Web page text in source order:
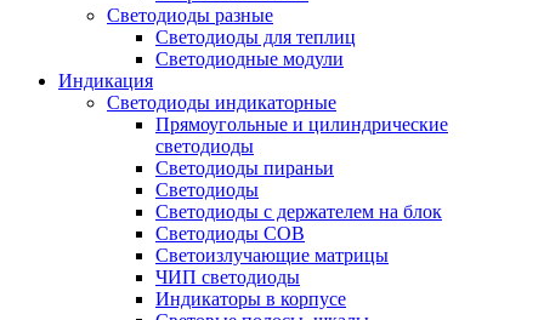
Светодиоды разные
Светодиоды для теплиц
Светодиодные модули
Индикация
Светодиоды индикаторные
Прямоугольные и цилиндрические
светодиоды
Светодиоды пираньи
Светодиоды
Светодиоды с держателем на блок
Светодиоды COB
Светоизлучающие матрицы
ЧИП светодиоды
Индикаторы в корпусе